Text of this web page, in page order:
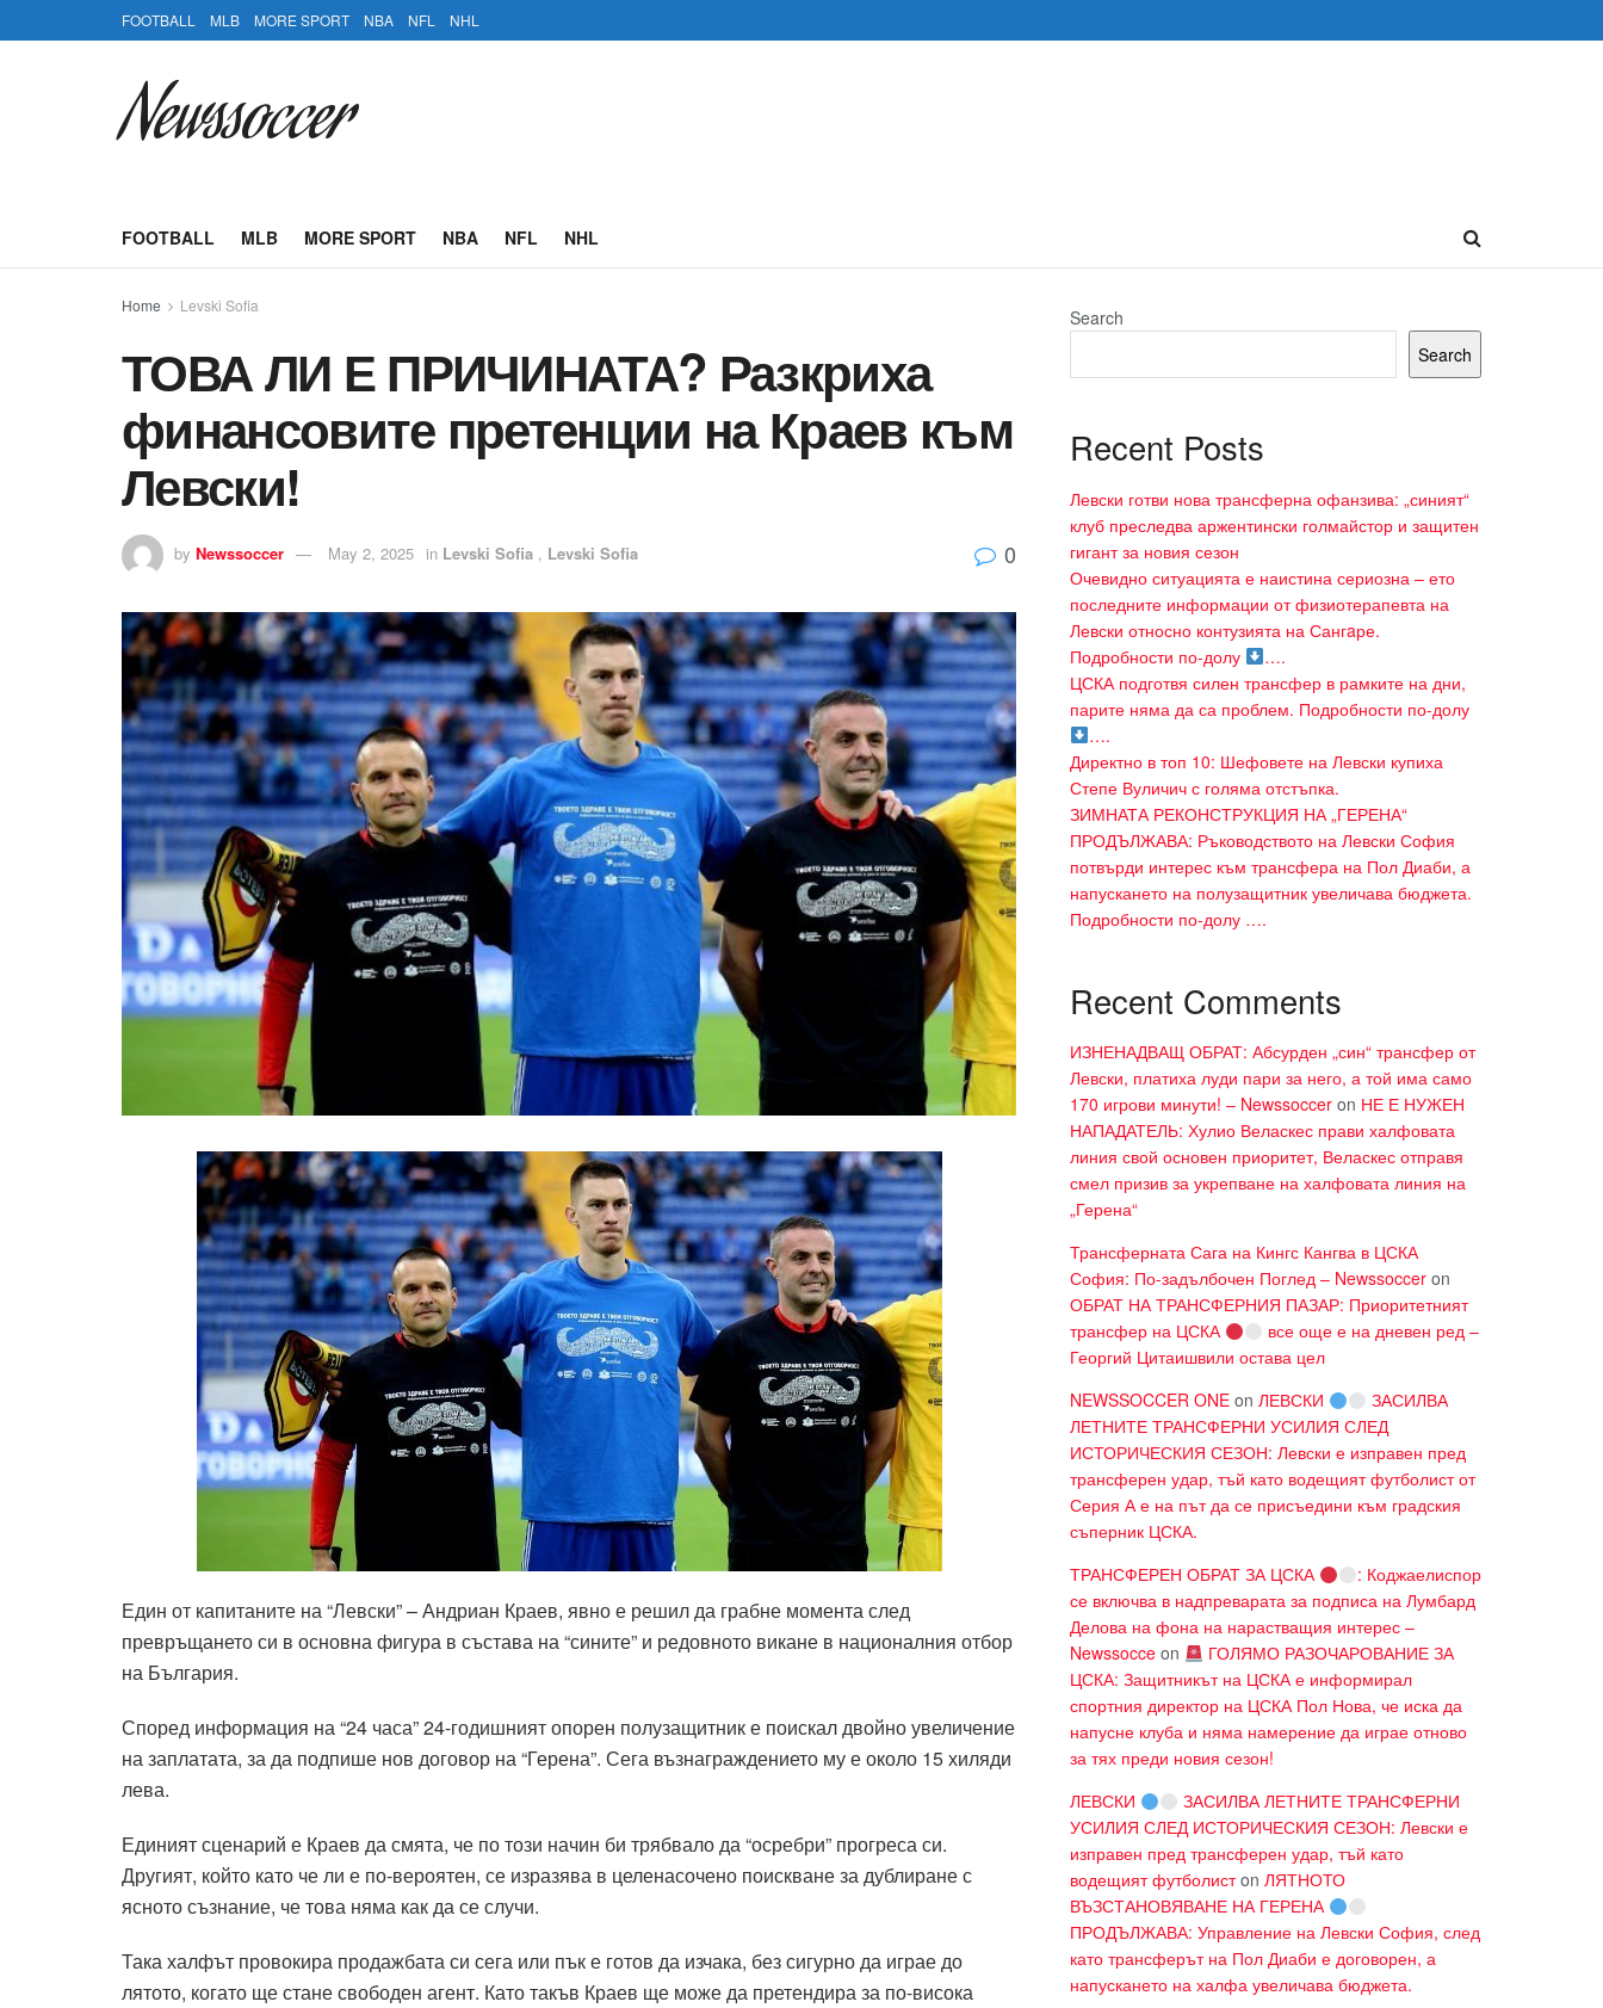
FOOTBALL MLB MORE SPORT NBA NFL NHL
Newssoccer
FOOTBALL MLB MORE SPORT NBA NFL NHL
Home Levski Sofia
ТОВА ЛИ Е ПРИЧИНАТА? Разкриха
финансовите претенции на Краев към
Левски!
by Newssoccer May 2, 2025 in Levski Sofia , Levski Sofia 0
Един от капитаните на “Левски” – Андриан Краев, явно е решил да грабне момента след
превръщането си в основна фигура в състава на “сините” и редовното викане в националния отбор
на България.
Според информация на “24 часа” 24-годишният опорен полузащитник е поискал двойно увеличение
на заплатата, за да подпише нов договор на “Герена”. Сега възнаграждението му е около 15 хиляди
лева.
Единият сценарий е Краев да смята, че по този начин би трябвало да “осребри” прогреса си.
Другият, който като че ли е по-вероятен, се изразява в целенасочено поискване за дублиране с
ясното съзнание, че това няма как да се случи.
Така халфът провокира продажбата си сега или пък е готов да изчака, без сигурно да играе до
лятото, когато ще стане свободен агент. Като такъв Краев ще може да претендира за по-висока
Search
Search
Recent Posts
Левски готви нова трансферна офанзива: „синият“
клуб преследва аржентински голмайстор и защитен
гигант за новия сезон
Очевидно ситуацията е наистина сериозна – ето
последните информации от физиотерапевта на
Левски относно контузията на Сангaре.
Подробности по-долу
….
ЦСКА подготвя силен трансфер в рамките на дни,
парите няма да са проблем. Подробности по-долу
….
Директно в топ 10: Шефовете на Левски купиха
Степе Вуличич с голяма отстъпка.
ЗИМНАТА РЕКОНСТРУКЦИЯ НА „ГЕРЕНА“
ПРОДЪЛЖАВА: Ръководството на Левски София
потвърди интерес към трансфера на Пол Диаби, а
напускането на полузащитник увеличава бюджета.
Подробности по-долу ….
Recent Comments
ИЗНЕНАДВАЩ ОБРАТ: Абсурден „син“ трансфер от
Левски, платиха луди пари за него, а той има само
170 игрови минути! – Newssoccer on НЕ Е НУЖЕН
НАПАДАТЕЛЬ: Хулио Веласкес прави халфовата
линия свой основен приоритет, Веласкес отправя
смел призив за укрепване на халфовата линия на
„Герена“
Трансферната Сага на Кингс Кангва в ЦСКА
София: По-задълбочен Поглед – Newssoccer on
ОБРАТ НА ТРАНСФЕРНИЯ ПАЗАР: Приоритетният
трансфер на ЦСКА
все още е на дневен ред –
Георгий Цитаишвили остава цел
NEWSSOCCER ONE on ЛЕВСКИ
ЗАСИЛВА
ЛЕТНИТЕ ТРАНСФЕРНИ УСИЛИЯ СЛЕД
ИСТОРИЧЕСКИЯ СЕЗОН: Левски е изправен пред
трансферен удар, тъй като водещият футболист от
Серия А е на път да се присъедини към градския
съперник ЦСКА.
ТРАНСФЕРЕН ОБРАТ ЗА ЦСКА
: Коджаелиспор
се включва в надпреварата за подписа на Лумбард
Делова на фона на нарастващия интерес –
Newssocce on
ГОЛЯМО РАЗОЧАРОВАНИЕ ЗА
ЦСКА: Защитникът на ЦСКА е информирал
спортния директор на ЦСКА Пол Нова, че иска да
напусне клуба и няма намерение да играе отново
за тях преди новия сезон!
ЛЕВСКИ
ЗАСИЛВА ЛЕТНИТЕ ТРАНСФЕРНИ
УСИЛИЯ СЛЕД ИСТОРИЧЕСКИЯ СЕЗОН: Левски е
изправен пред трансферен удар, тъй като
водещият футболистon ЛЯТНОТО
ВЪЗСТАНОВЯВАНЕ НА ГЕРЕНА
ПРОДЪЛЖАВА: Управление на Левски София, след
като трансферът на Пол Диаби е договорен, а
напускането на халфа увеличава бюджета.